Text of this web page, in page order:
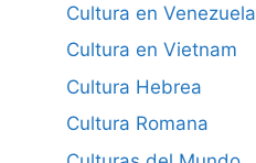
Cultura en Venezuela
Cultura en Vietnam
Cultura Hebrea
Cultura Romana